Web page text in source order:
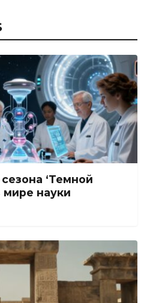
‘Темной
мире науки